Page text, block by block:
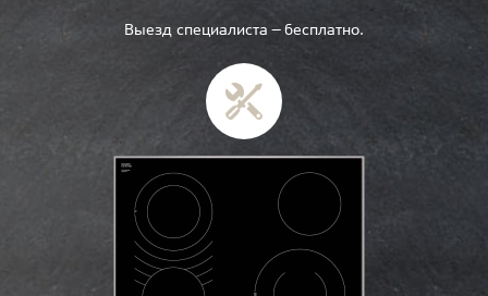
Выезд специалиста — бесплатно.